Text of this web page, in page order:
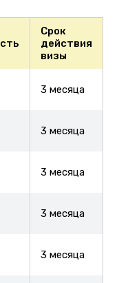
Срок
действия
визы
3 месяца
3 месяца
3 месяца
3 месяца
3 месяца